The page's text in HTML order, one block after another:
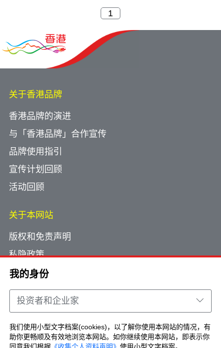
我的身份
投资者和企业家
我们使用小型文字档案(cookies)，以了解你使用本网站的情况，有
助你更畅顺及有效地浏览本网站。如你继续使用本网站，即表示你
关于香港品牌
香港品牌的演进
与「香港品牌」合作宣传
品牌使用指引
宣传计划回顾
活动回顾
关于本网站
版权和免责声明
私隐政策
使用小型文字档案
网页指南
联络我们
Copyright © Brand Hong Kong. All Rights